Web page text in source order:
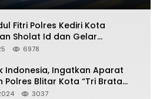
Fitri Polres Kediri Kota
Sholat Id dan Gelar
6978
Indonesia, Ingatkan Aparat
Polres Blitar Kota “Tri Brata
Diamalkan
3037